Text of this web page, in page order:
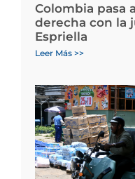
Colombia pasa
derecha con la
Espriella
Leer Más >>